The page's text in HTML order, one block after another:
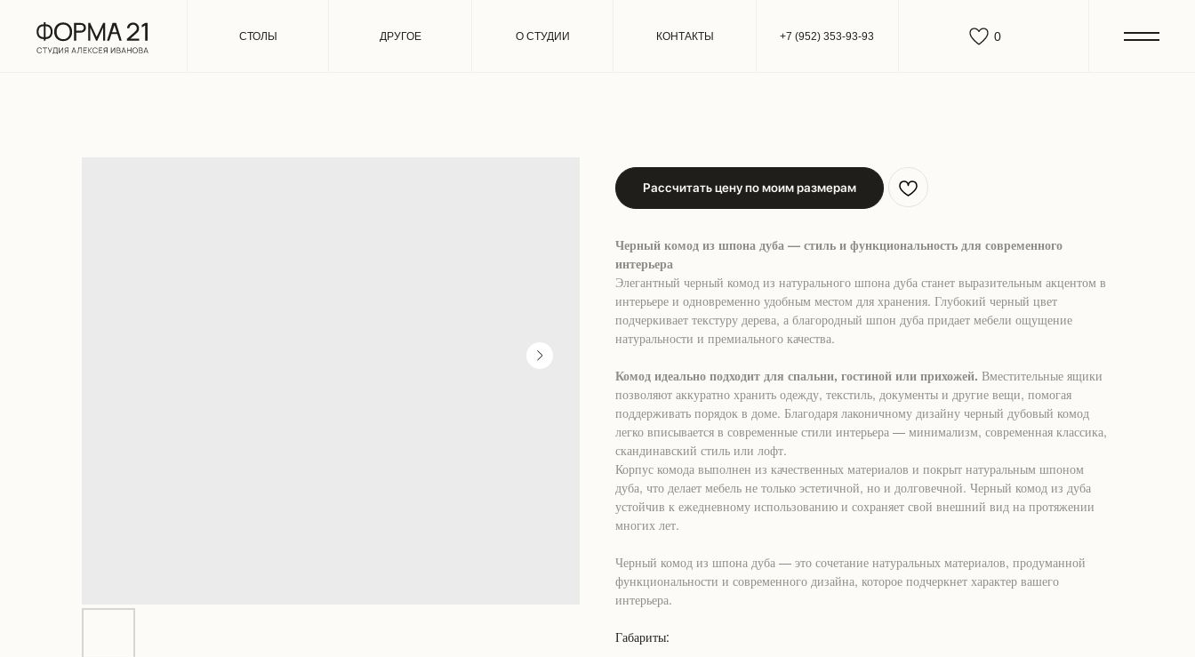
+7 (952) 353-93-93 0
СТОЛЫ ДРУГОЕ О СТУДИИ КОНТАКТЫ
Рассчитать цену по моим размерам
Черный комод из шпона дуба — стиль и функциональность для современного
интерьера
Элегантный черный комод из натурального шпона дуба станет выразительным акцентом в
интерьере и одновременно удобным местом для хранения. Глубокий черный цвет
подчеркивает текстуру дерева, а благородный шпон дуба придает мебели ощущение
натуральности и премиального качества.
Комод идеально подходит для спальни, гостиной или прихожей. Вместительные ящики
позволяют аккуратно хранить одежду, текстиль, документы и другие вещи, помогая
поддерживать порядок в доме. Благодаря лаконичному дизайну черный дубовый комод
легко вписывается в современные стили интерьера — минимализм, современная классика,
скандинавский стиль или лофт.
Корпус комода выполнен из качественных материалов и покрыт натуральным шпоном
дуба, что делает мебель не только эстетичной, но и долговечной. Черный комод из дуба
устойчив к ежедневному использованию и сохраняет свой внешний вид на протяжении
многих лет.
Черный комод из шпона дуба — это сочетание натуральных материалов, продуманной
функциональности и современного дизайна, которое подчеркнет характер вашего
интерьера.
Габариты: